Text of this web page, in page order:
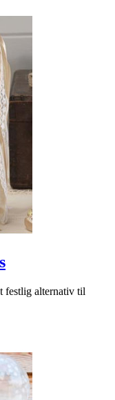
festlig alternativ til